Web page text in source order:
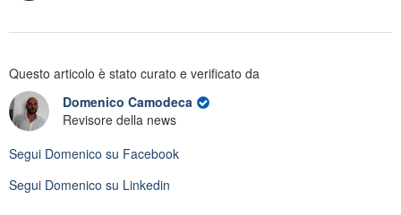
Questo articolo è stato curato e verificato da
Domenico Camodeca
Revisore della news
Segui Domenico su Facebook
Segui Domenico su Linkedin